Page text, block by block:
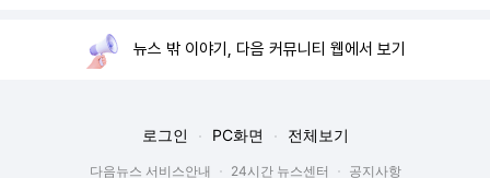
뉴스 밖 이야기, 다음 커뮤니티 웹에서 보기
로그인 PC화면 전체보기
다음뉴스 서비스안내 24시간 뉴스센터 공지사항